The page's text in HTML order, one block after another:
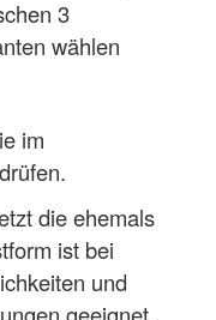
3
wählen
im
die ehemals
ist bei
und